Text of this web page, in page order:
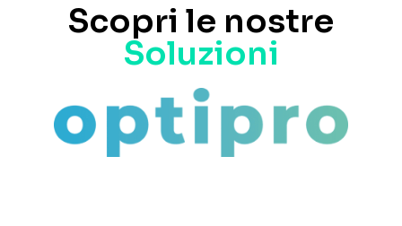
Scopri le nostre
Soluzioni